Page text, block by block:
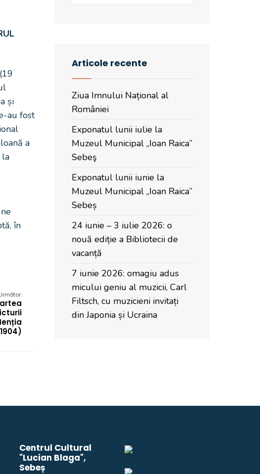
și
au fost
a
la
în
Articole recente
Ziua Imnului Național al
României
Exponatul lunii iulie la
Muzeul Municipal „Ioan Raica”
Sebeş
Exponatul lunii iunie la
Muzeul Municipal „Ioan Raica”
Sebeș
24 iunie – 3 iulie 2026: o
nouă ediție a Bibliotecii de
vacanță
7 iunie 2026: omagiu adus
micului geniu al muzicii, Carl
Filtsch, cu muzicieni invitați
din Japonia și Ucraina
Centrul Cultural
"Lucian Blaga",
Sebeș